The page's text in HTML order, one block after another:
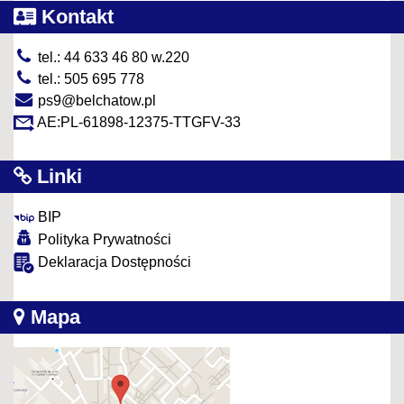
Kontakt
tel.: 44 633 46 80 w.220
tel.: 505 695 778
ps9@belchatow.pl
AE:PL-61898-12375-TTGFV-33
Linki
BIP
Polityka Prywatności
Deklaracja Dostępności
Mapa